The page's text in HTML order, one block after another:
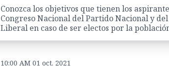
Conozca los objetivos que tienen los
Congreso Nacional del Partido Nacional y
Liberal en caso de ser electos por la
10:00 AM 01 oct. 2021